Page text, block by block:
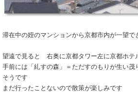
滞在中の姪のマンションから京都市内が一望で
望遠で見ると 右奥に京都タワー左に京都ホテ
手前には「糺すの森」＝ただすのもりが生い
そうです
まだ行ったことないので散策が楽しみです